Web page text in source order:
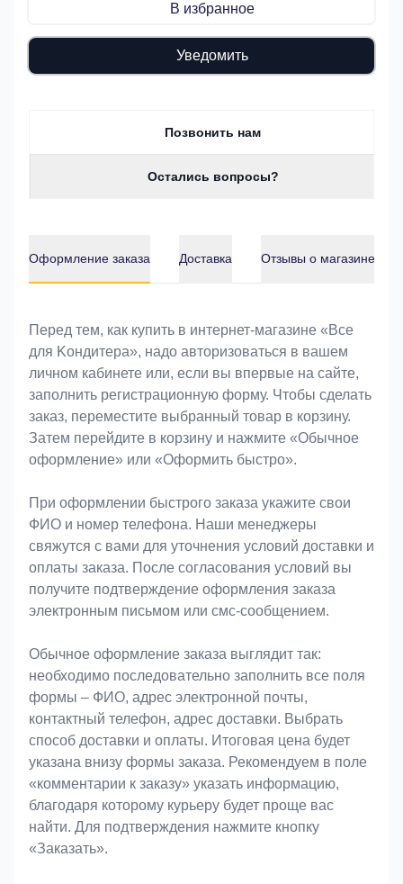
В избранное
Уведомить
Позвонить нам
Остались вопросы?
Оформление заказа Доставка Отзывы о магазине
Оформление заказа
Перед тем, как купить в интернет-магазине «Bce
для Koндитeрa», надо авторизоваться в вашем
личном кабинете или, если вы впервые на сайте,
заполнить регистрационную форму. Чтобы сделать
заказ, переместите выбранный товар в корзину.
Затем перейдите в корзину и нажмите «Обычное
оформление» или «Оформить быстро».
При оформлении быстрого заказа укажите свои
ФИО и номер телефона. Наши менеджеры
свяжутся с вами для уточнения условий доставки и
оплаты заказа. После согласования условий вы
получите подтверждение оформления заказа
электронным письмом или смс-сообщением.
Обычное оформление заказа выглядит так:
необходимо последовательно заполнить все поля
формы – ФИО, адрес электронной почты,
контактный телефон, адрес доставки. Выбрать
способ доставки и оплаты. Итоговая цена будет
указана внизу формы заказа. Рекомендуем в поле
«комментарии к заказу» указать информацию,
благодаря которому курьеру будет проще вас
найти. Для подтверждения нажмите кнопку
«Заказать».